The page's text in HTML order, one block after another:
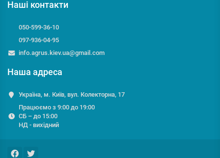
Наші контакти
050-599-36-10
097-936-04-95
info.agrus.kiev.ua@gmail.com
Наша адреса
Україна, м. Київ, вул. Колекторна, 17
Працюємо з 9:00 до 19:00
СБ – до 15:00
НД - вихідний